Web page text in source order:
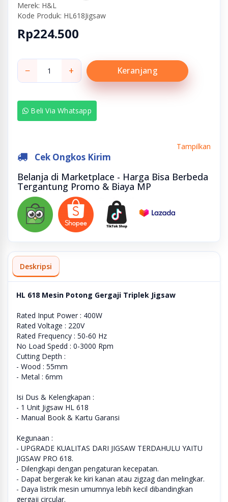
Merek: H&L
Kode Produk: HL618Jigsaw
Rp224.500
− + Keranjang
Beli Via Whatsapp
Cek Ongkos Kirim
Tampilkan
Belanja di Marketplace - Harga Bisa Berbeda
Tergantung Promo & Biaya MP
Deskripsi
HL 618 Mesin Potong Gergaji Triplek Jigsaw
Rated Input Power : 400W
Rated Voltage : 220V
Rated Frequency : 50-60 Hz
No Load Spedd : 0-3000 Rpm
Cutting Depth :
- Wood : 55mm
- Metal : 6mm
Isi Dus & Kelengkapan :
- 1 Unit Jigsaw HL 618
- Manual Book & Kartu Garansi
Kegunaan :
- UPGRADE KUALITAS DARI JIGSAW TERDAHULU YAITU
JIGSAW PRO 618.
- Dilengkapi dengan pengaturan kecepatan.
- Dapat bergerak ke kiri kanan atau zigzag dan melingkar.
- Daya listrik mesin umumnya lebih kecil dibandingkan
gergaji circular.